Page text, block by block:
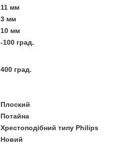
11 мм
3 мм
10 мм
-100 град.
400 град.
Плоский
Потайна
Хрестоподібний типу Philips
Новий